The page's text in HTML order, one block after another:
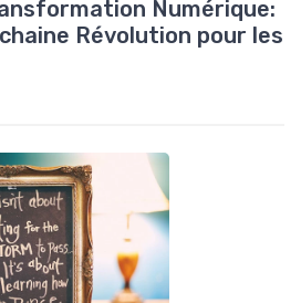
Numérique:
Révolution pour les